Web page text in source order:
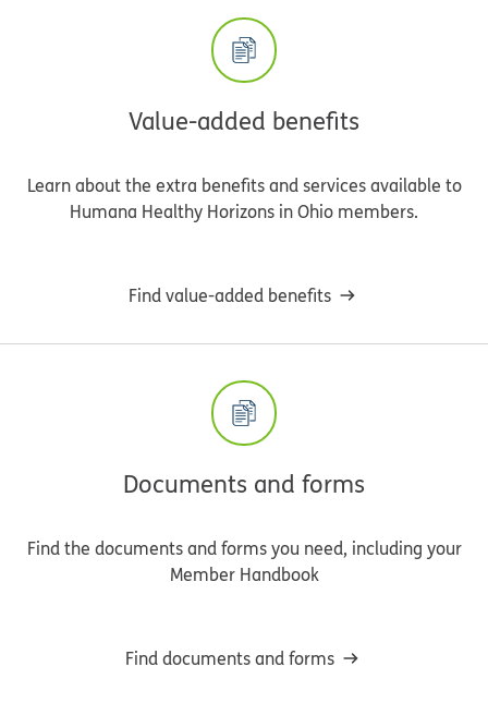
Value-added benefits
Learn about the extra benefits and services available to
Humana Healthy Horizons in Ohio members.
Find value-added benefits
Documents and forms
Find the documents and forms you need, including your
Member Handbook
Find documents and forms